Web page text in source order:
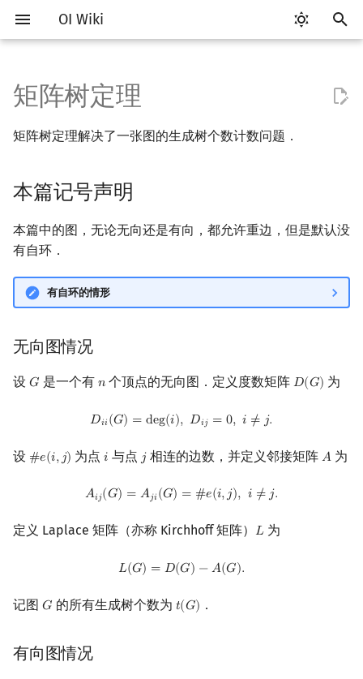
OI Wiki
入
以
开
搜
索
Getting Started
如何参与
OI Wiki 不是什么
数学符号表
F.A.Q.
镜像站列表
比赛相关简介
题型
学习路线
技巧
常见技巧
出题
工具软件简介
Atom
Notepad++
Dev-C++
CLion
Geany
评测工具
CCR Plus
命令行
编译器
WSL (Windows 10)
Special Judge
Validator
Checker
Polygon
语言基础简介
运算
高级数据类型
文件操作
C++ 标准库
bitset
pair
C++ 进阶 重载运算符
常量
Lambda 表达式
pb_ds
编译优化
Pascal 转 C++ 急救
Python 速成
Java 速成
算法基础简介
枚举
模拟
贪心
排序
插入排序
基数排序
归并排序
堆排序
桶排序
前缀和 & 差分
倍增
搜索部分简介
BFS（搜索）
双向搜索
A*
迭代加深搜索
IDA*
Dancing Links
Alpha–Beta 剪枝
动态规划部分简介
记忆化搜索
背包 DP
DAG 上的 DP
树形 DP
状压 DP
插头 DP
DP 优化
四边形不等式优化
WQS 二分
字符串部分简介
标准库
字符串匹配
字典树 (Trie)
前缀函数与 KMP 算法
Boyer–Moore 算法
Z 函数（扩展 KMP）
AC 自动机
后缀树
数学部分简介
数字系统
格雷码
位操作
高精度计算
快速幂
置换和排列
弧度制与坐标系
复数
最大公约数
筛法
裴蜀定理 & 一次不定方程
费马小定理 & 欧拉定理
模逆元
快速数论变换
Chirp Z 变换
多项式多点求值|快速插值
多项式初等函数
常系数齐次线性递推
斐波那契数列
卡特兰数
贝尔数
伯努利数
Entringer Number
矩阵
行列式
线性基
线性映射
特征多项式
线性规划
域论
随机变量的数字特征
非公平组合游戏
牛顿迭代法
数据结构部分简介
队列
链表
并查集
堆
左偏树
块状数据结构
树分块
单调队列
猫树
二叉搜索树 & 平衡树
WBLT
笛卡尔树
AVL 树
红黑树
左偏红黑树
可持久化平衡树
可持久化可并堆
树状数组套权值线段树
Top Tree
树基础
树的中心
树的重心
树链剖分
树上启发式合并
虚树
动态树分治
最短路
k 短路
同余最短路
最小生成树
最小直径生成树
强连通分量
割点和桥
圆方树
网络流简介
最小割
费用流
Stoer–Wagner 算法
图匹配
二分图最大权匹配
一般图最大匹配
稳定匹配
本篇记号声明
有向图情况
定理叙述
引理：Cauchy–Binet 公式
用关联矩阵刻画图的结构
带权有向图的矩阵树定理
应用
计算几何部分简介
三维计算几何基础
距离
三角剖分
凸包
扫描线
半平面交
杂项简介
双指针
离线算法 莫队算法
随机化
模拟退火
悬线法
有限状态自动机
计算理论基础
字节顺序
Garsia–Wachs 算法
RMQ
括号序列
线段树与离线询问
矩阵树定理
矩阵树定理解决了一张图的生成树个数计数问题．
本篇记号声明
本篇中的图，无论无向还是有向，都允许重边，但是默认没
有自环．
有自环的情形
无向图情况
设 𝐺
G 是一个有 𝑛
n 个顶点的无向图．定义度数矩阵𝐷(𝐺)
D(G) 为
𝐷𝑖𝑖(𝐺) = deg(𝑖), 𝐷𝑖𝑗 = 0, 𝑖 ≠ 𝑗.
Di (G )=deg( Dij =0 , i j.
设 #𝑒(𝑖,𝑗)
#e(i,j) 为点𝑖
i 与点 𝑗
j相连的边数，并定义邻接矩阵 𝐴
A 为
𝐴𝑖𝑗(𝐺) = 𝐴𝑗𝑖(𝐺) = #𝑒(𝑖,𝑗), 𝑖 ≠ 𝑗.
A ij(G )=Aji(G )=#e(i,j) i≠
定义 Laplace 矩阵（亦称 Kirchhoff 矩阵） 𝐿
L为
𝐿(𝐺) = 𝐷(𝐺) −𝐴(𝐺).
L( G) =D(G)− A( G).
记图 𝐺
G 的所有生成树个数为 𝑡(𝐺)
t(G) ．
有向图情况